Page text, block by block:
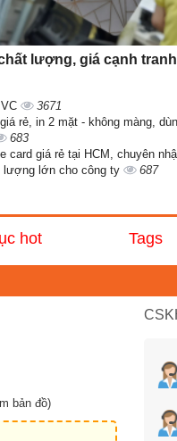
lượng, giá cạnh tranh
3671
rẻ, in 2 mặt - không màng,
683
card giá rẻ tại HCM, chuyên
lượng lớn cho công ty
687
hot Tags
bản đồ)